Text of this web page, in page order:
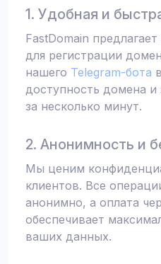
1. Удобная и
FastDomain
для регистрации
нашего Telegram-бота
доступность домена и
за несколько минут.
2. Анонимность и
Мы ценим
клиентов. Все
анонимно, а оплата
обеспечивает
ваших данных.